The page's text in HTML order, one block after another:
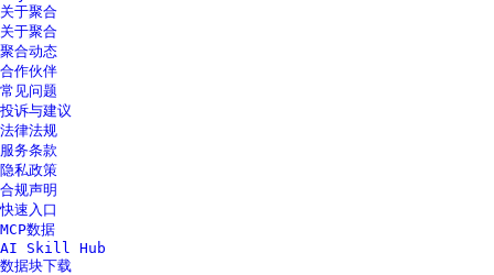
关于聚合
关于聚合
聚合动态
合作伙伴
常见问题
投诉与建议
法律法规
服务条款
隐私政策
合规声明
快速入口
MCP数据
AI Skill Hub
数据块下载